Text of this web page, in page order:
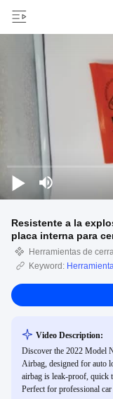
Resistente a la
placa interna para
Herramientas de
Keyword:
Video Description:
Discover the 2022 Model
Airbag, designed for auto
airbag is leak-proof, quick
Perfect for professional